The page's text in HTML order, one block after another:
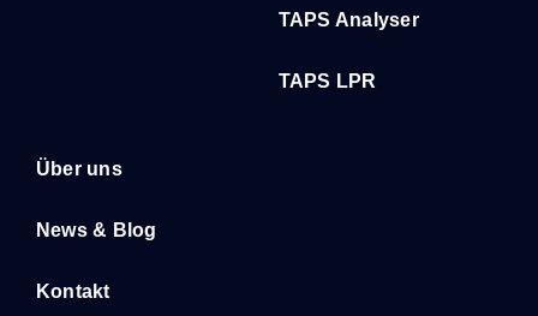
TAPS Analyser
TAPS LPR
Über uns
News & Blog
Kontakt